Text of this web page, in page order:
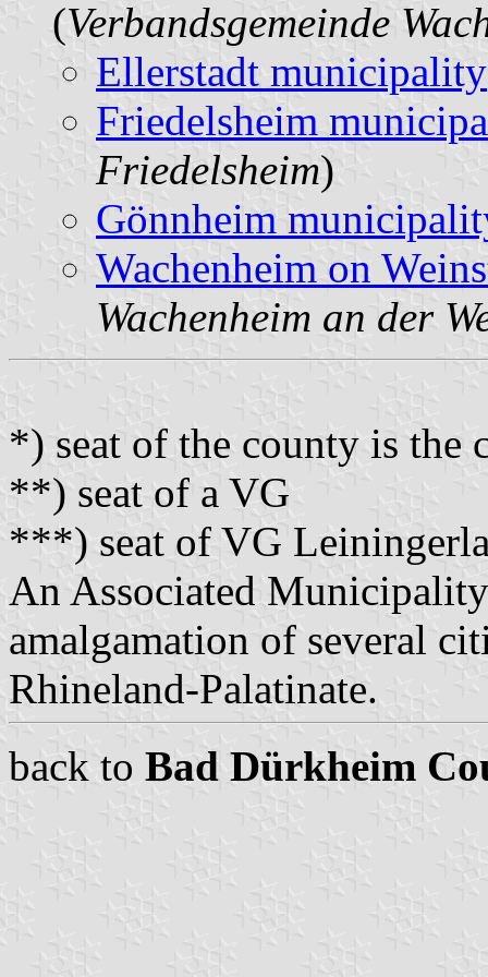
(Verbandsgemeinde
Ellerstadt municipality
Friedelsheim
Friedelsheim)
Gönnheim
Wachenheim on
Wachenheim an der
*) seat of the county is
**) seat of a VG
***) seat of VG
An Associated
amalgamation of several
Rhineland-Palatinate.
back to Bad Dürkheim